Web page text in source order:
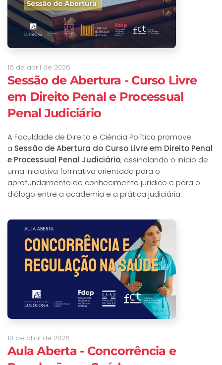
16 de abril de 2026
Sessão de Abertura - Curso Livre
em Direito Penal e Processual
Penal Judiciário
A Faculdade de Direito e Ciência Política promove
a Sessão de Abertura do Curso Livre em Direito Penal
e Processual Penal Judiciário, assinalando o início de
uma iniciativa formativa orientada para o
aprofundamento do conhecimento jurídico e para o
diálogo entre a academia e a prática judiciária.
10 de abril de 2026
Aula Aberta - Concorrência e